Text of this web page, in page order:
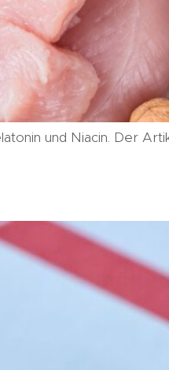
und Niacin. Der